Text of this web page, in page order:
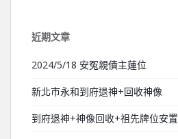
近期文章
2024/5/18 安冤親債主蓮位
新北市永和到府退神+回收神像
到府退神+神像回收+祖先牌位安置